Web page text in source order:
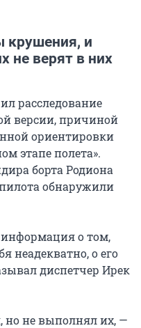
крушения, и
не верят в них
расследование
версии, причиной
ориентировки
этапе полета».
борта Родиона
обнаружили
о том,
неадекватно, о его
диспетчер Ирек
не выполнял их, —